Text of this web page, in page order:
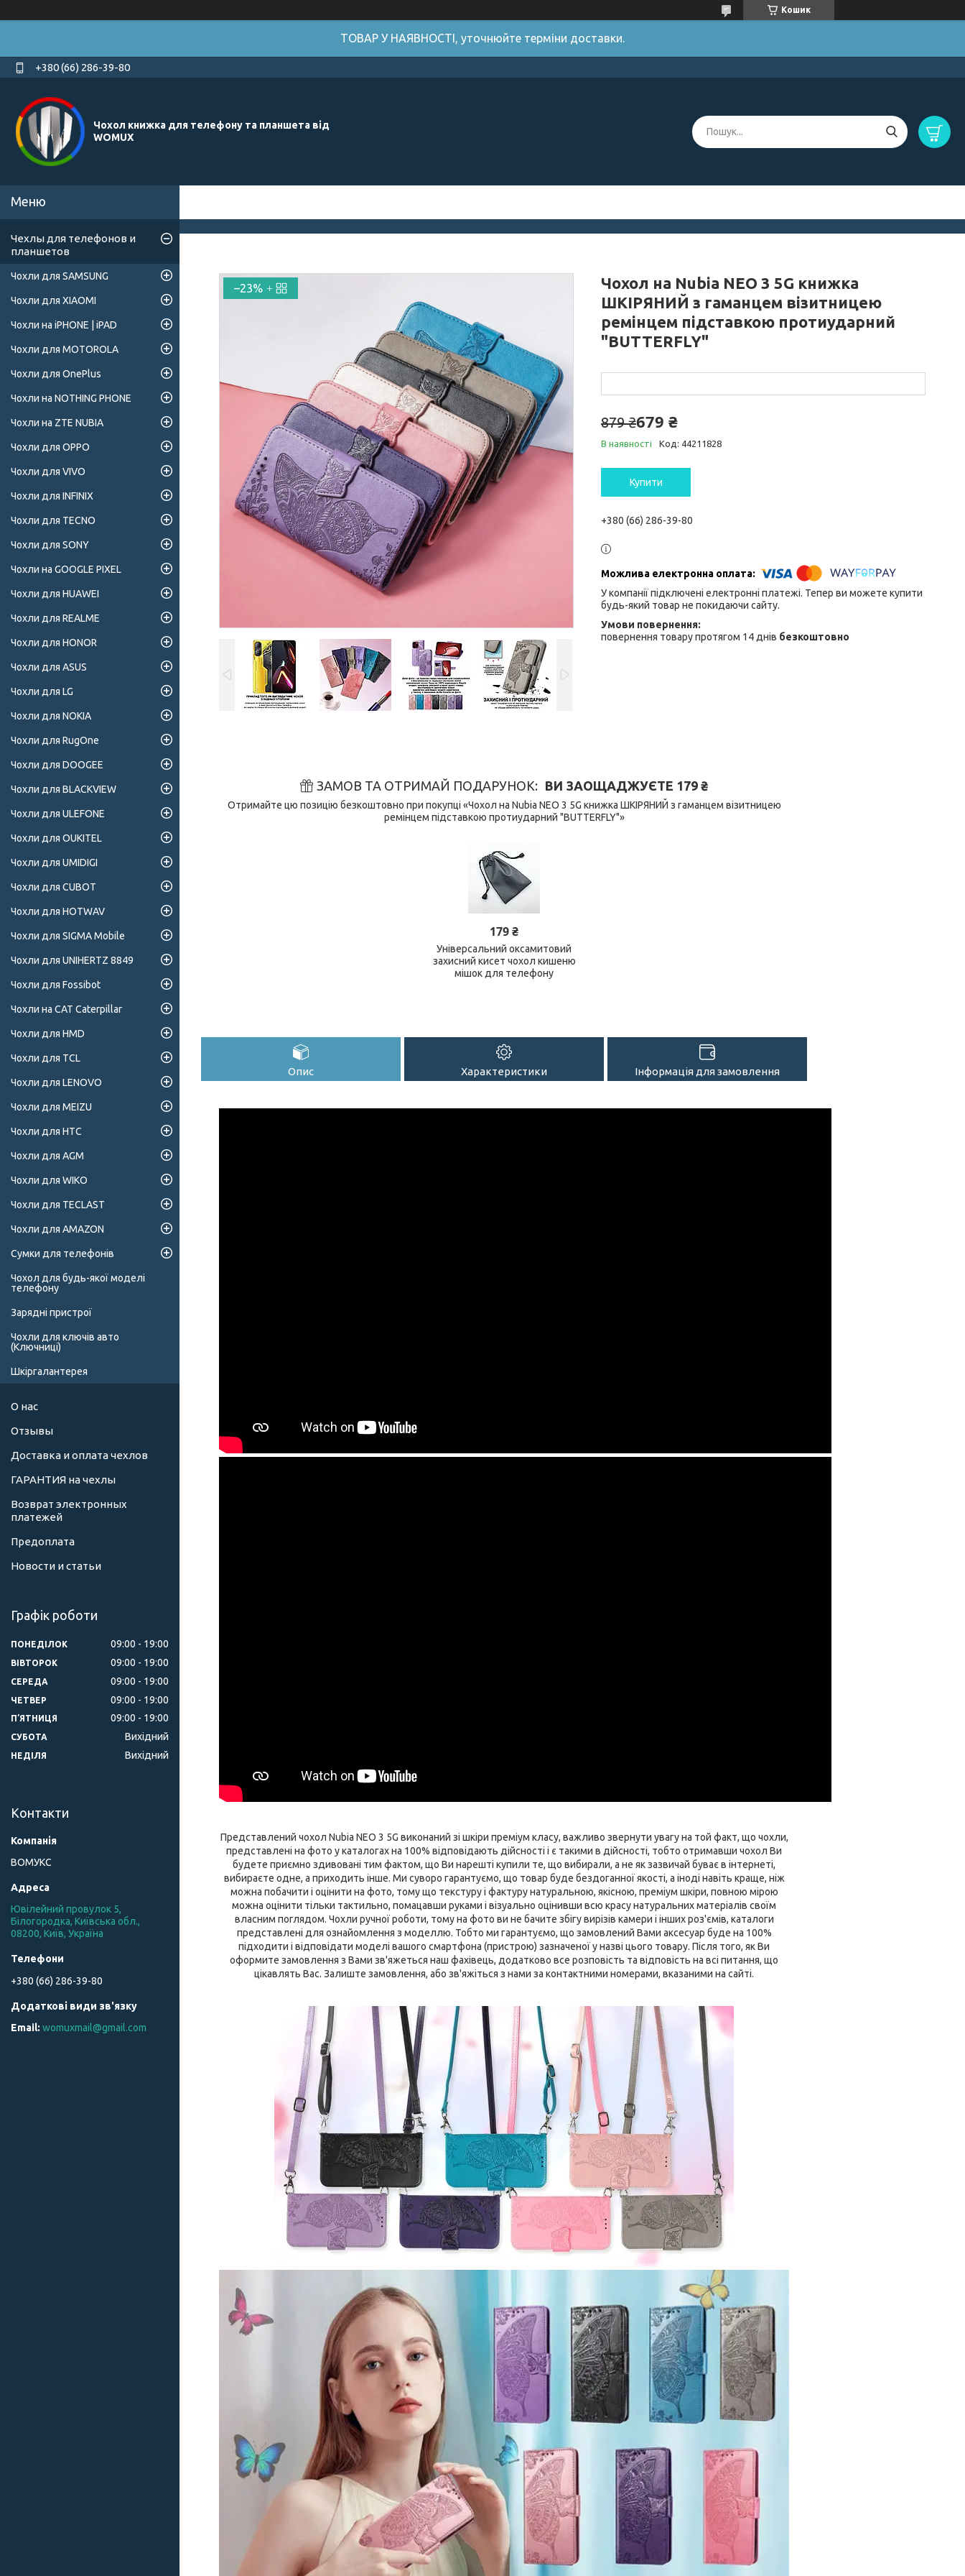
Кошик
ТОВАР У НАЯВНОСТІ, уточнюйте терміни доставки.
+380 (66) 286-39-80
Чохол книжка для телефону та планшета від
WOMUX
–23%
Чохол на Nubia NEO 3 5G книжка
ШКІРЯНИЙ з гаманцем візитницею
ремінцем підставкою протиударний
"BUTTERFLY"
879 ₴679 ₴
В наявності Код: 44211828
Купити
+380 (66) 286-39-80
У компанії підключені електронні платежі. Тепер ви можете купити
будь-який товар не покидаючи сайту.
повернення товару протягом 14 днів безкоштовно
ЗАМОВ ТА ОТРИМАЙ ПОДАРУНОК ВИ ЗАОЩАДЖУЄТЕ 179 ₴
Отримайте цю позицію безкоштовно при покупці «Чохол на Nubia NEO 3 5G книжка ШКІРЯНИЙ з гаманцем візитницею
ремінцем підставкою протиударний "BUTTERFLY"»
179 ₴
Універсальний оксамитовий
захисний кисет чохол кишеню
мішок для телефону
Опис Характеристики Інформація для замовлення
Представлений чохол Nubia NEO 3 5G виконаний зі шкіри преміум класу, важливо звернути увагу на той факт, що чохли,
представлені на фото у каталогах на 100% відповідають дійсності і є такими в дійсності, тобто отримавши чохол Ви
будете приємно здивовані тим фактом, що Ви нарешті купили те, що вибирали, а не як зазвичай буває в інтернеті,
вибираєте одне, а приходить інше. Ми суворо гарантуємо, що товар буде бездоганної якості, а іноді навіть краще, ніж
можна побачити і оцінити на фото, тому що текстуру і фактуру натуральною, якісною, преміум шкіри, повною мірою
можна оцінити тільки тактильно, помацавши руками і візуально оцінивши всю красу натуральних матеріалів своїм
власним поглядом. Чохли ручної роботи, тому на фото ви не бачите збігу вирізів камери і інших роз'ємів, каталоги
представлені для ознайомлення з моделлю. Тобто ми гарантуємо, що замовлений Вами аксесуар буде на 100%
підходити і відповідати моделі вашого смартфона (пристрою) зазначеної у назві цього товару. Після того, як Ви
оформите замовлення з Вами зв'яжеться наш фахівець, додатково все розповість та відповість на всі питання, що
цікавлять Вас. Залиште замовлення, або зв'яжіться з нами за контактними номерами, вказаними на сайті.
Чехлы для телефонов и
планшетов
Чохли для SAMSUNG
Чохли для XIAOMI
Чохли на iPHONE | iPAD
Чохли для MOTOROLA
Чохли для OnePlus
Чохли на NOTHING PHONE
Чохли на ZTE NUBIA
Чохли для OPPO
Чохли для VIVO
Чохли для INFINIX
Чохли для TECNO
Чохли для SONY
Чохли на GOOGLE PIXEL
Чохли для HUAWEI
Чохли для REALME
Чохли для HONOR
Чохли для ASUS
Чохли для LG
Чохли для NOKIA
Чохли для RugOne
Чохли для DOOGEE
Чохли для BLACKVIEW
Чохли для ULEFONE
Чохли для OUKITEL
Чохли для UMIDIGI
Чохли для CUBOT
Чохли для HOTWAV
Чохли для SIGMA Mobile
Чохли для UNIHERTZ 8849
Чохли для Fossibot
Чохли на CAT Caterpillar
Чохли для HMD
Чохли для TCL
Чохли для LENOVO
Чохли для MEIZU
Чохли для HTC
Чохли для AGM
Чохли для WIKO
Чохли для TECLAST
Чохли для AMAZON
Сумки для телефонів
Чохол для будь-якої моделі
телефону
Зарядні пристрої
Чохли для ключів авто
(Ключниці)
Шкіргалантерея
О нас
Отзывы
Доставка и оплата чехлов
ГАРАНТИЯ на чехлы
Возврат электронных
платежей
Предоплата
Новости и статьи
Графік роботи
ПОНЕДІЛОК 09:00 19:00
ВІВТОРОК 09:00 19:00
СЕРЕДА 09:00 19:00
ЧЕТВЕР 09:00 19:00
ПʼЯТНИЦЯ 09:00 19:00
СУБОТА Вихідний
НЕДІЛЯ Вихідний
Контакти
ВОМУКС
Ювілейний провулок 5,
Білогородка, Київська обл.,
08200, Київ, Україна
+380 (66) 286-39-80
womuxmail@gmail.com